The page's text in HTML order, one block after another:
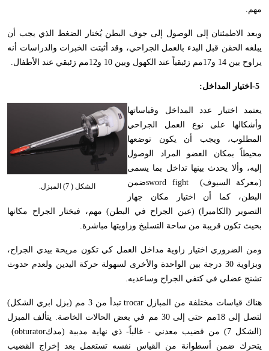
مهم.
وبعد الاطمئنان إلى الوصول إلى جوف البطن يُختار الضغط الذي يجب أن
يبلغه الحقن قبل البدء بالعمل الجراحي، وقد أثبتت الخبرات والدراسات أنه
يراوح بين 14 و17مم زئبقياً عند الكهول وبين 10 و12مم زئبقي عند الأطفال
.
-5 اختيار المداخل:
الشكل ( 7) المبزل.
يعتمد اختيار عدد المداخل وقياساتها
وأشكالها على نوع العمل الجراحي
المطلوب، ويجب أن يكون توضعها
محيطاً بمكان العضو المراد الوصول
إليه، وألا يحدث بينها تداخل بما يسمى
(معركة السيوف)
sword fightضمن
البطن، كما أن اختيار مكان جهاز
التصوير (الكاميرا) (عين الجراح في البطن) مهم، فيختار الجراح مكانها
بحيث تكون قريبة من ساحة التسليخ وزاويتها مباشرة.
ومن الضروري اختيار زاوية مداخل العمل كي تكون مريحة بيدي الجراح،
وبزاوية 30 درجة بين الواحدة والأخرى لسهولة حركة اليدين ولعدم حدوث
تشنج عضلي في كتفي الجراح وساعديه.
هناك قياسات مختلفة من المبازل trocar
تبدأ من 3 مم (بزل ابري الشكل)
لتصل إلى 18مم حتى إلى 30 مم في بعض الحالات الخاصة. يتألف المبزل
(الشكل 7) من قضيب معدني - غالباً- ذي نهاية مدببة (مدك
(obturator
يتحرك ضمن أسطوانة من القياس نفسه تستعمل بعد إخراج القضيب